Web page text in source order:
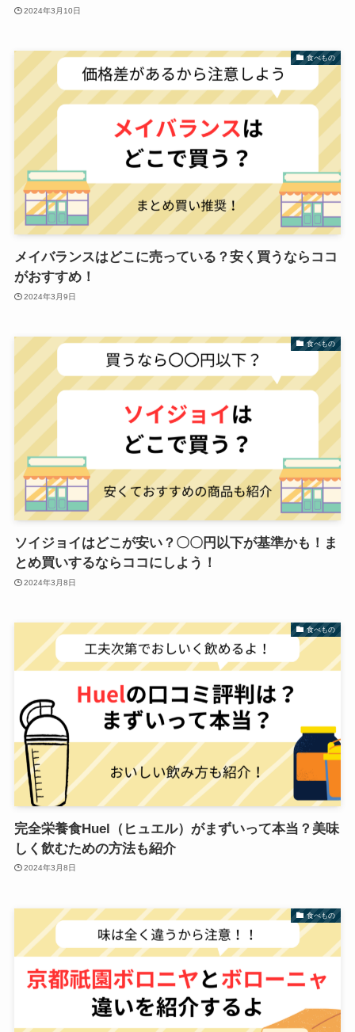
2024年3月10日
食べもの
メイバランスはどこに売っている？安く買うならココ
がおすすめ！
2024年3月9日
食べもの
ソイジョイはどこが安い？〇〇円以下が基準かも！ま
とめ買いするならココにしよう！
2024年3月8日
食べもの
完全栄養食Huel（ヒュエル）がまずいって本当？美味
しく飲むための方法も紹介
2024年3月8日
食べもの